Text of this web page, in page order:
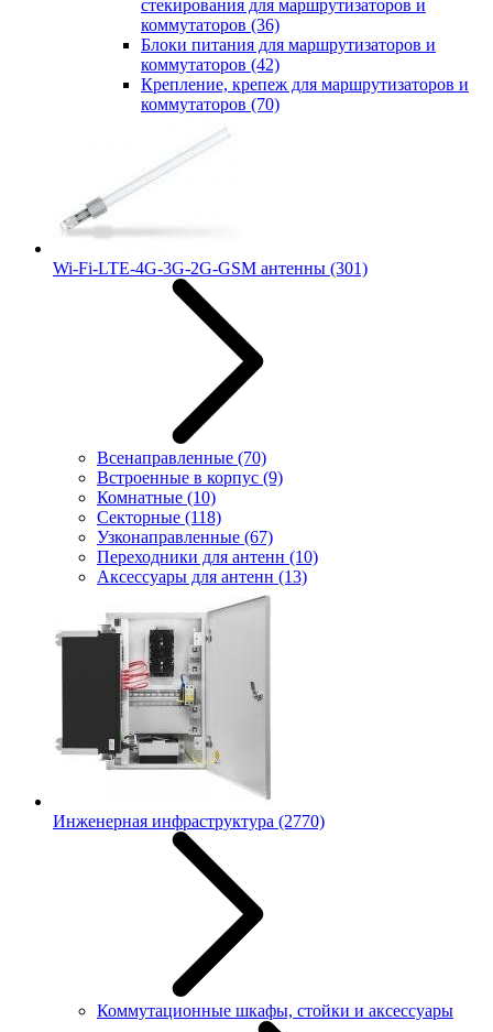
стекирования для маршрутизаторов и
коммутаторов (36)
Блоки питания для маршрутизаторов и
коммутаторов (42)
Крепление, крепеж для маршрутизаторов и
коммутаторов (70)
Wi-Fi-LTE-4G-3G-2G-GSM антенны (301)
Всенаправленные (70)
Встроенные в корпус (9)
Комнатные (10)
Секторные (118)
Узконаправленные (67)
Переходники для антенн (10)
Аксессуары для антенн (13)
Инженерная инфраструктура (2770)
Коммутационные шкафы, стойки и аксессуары